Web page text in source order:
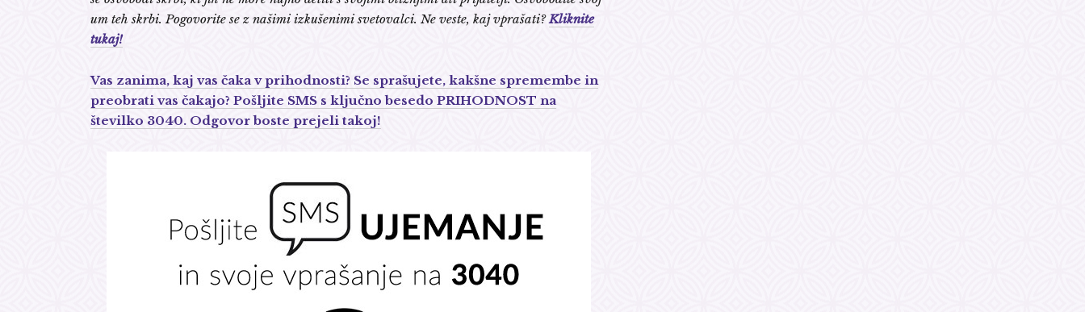
um teh skrbi. Pogovorite se z našimi izkušenimi svetovalci. Ne veste, kaj vprašati?Kliknite
tukaj!
Vas zanima, kaj vas čaka v prihodnosti? Se sprašujete, kakšne spremembe in
preobrati vas čakajo? Pošljite SMS s ključno besedo PRIHODNOST na
številko 3040. Odgovor boste prejeli takoj!